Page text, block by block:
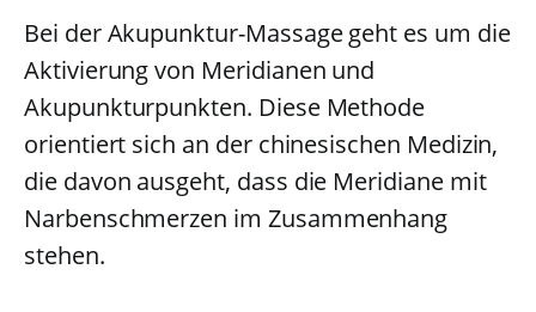
Bei der Akupunktur-Massage geht es um die
Aktivierung von Meridianen und
Akupunkturpunkten. Diese Methode
orientiert sich an der chinesischen Medizin,
die davon ausgeht, dass die Meridiane mit
Narbenschmerzen im Zusammenhang
stehen.